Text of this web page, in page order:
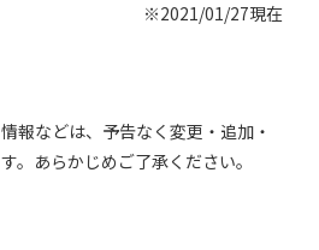
※2021/01/27現在
報などは、予告なく変更・追加・
。あらかじめご了承ください。